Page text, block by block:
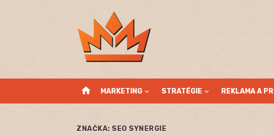
home MARKETING STRATÉGIE REKLAMA A PR
ZNAČKA: SEO SYNERGIE